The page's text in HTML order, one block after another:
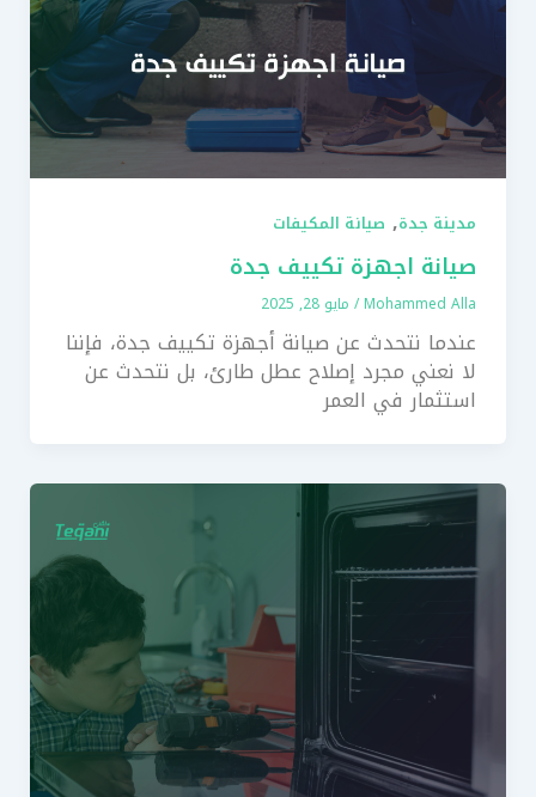
مدينة جدة, صيانة المكيفات
صيانة اجهزة تكييف جدة
Mohammed Alla
/ مايو 28, 2025
عندما نتحدث عن صيانة أجهزة تكييف جدة، فإننا
لا نعني مجرد إصلاح عطل طارئ، بل نتحدث عن
استثمار في العمر